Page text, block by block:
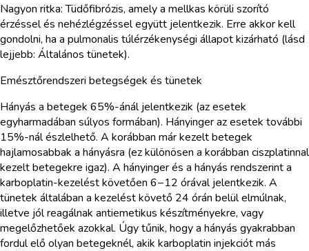
Nagyon ritka: Tüdőfibrózis, amely a mellkas körüli szorító
érzéssel és nehézlégzéssel együtt jelentkezik. Erre akkor kell
gondolni, ha a pulmonalis túlérzékenységi állapot kizárható (lásd
lejjebb: Általános tünetek).
Emésztőrendszeri betegségek és tünetek
Hányás a betegek 65%-ánál jelentkezik (az esetek
egyharmadában súlyos formában). Hányinger az esetek további
15%-nál észlelhető. A korábban már kezelt betegek
hajlamosabbak a hányásra (ez különösen a korábban ciszplatinnal
kezelt betegekre igaz). A hányinger és a hányás rendszerint a
karboplatin-kezelést követően 6−12 órával jelentkezik. A
tünetek általában a kezelést követő 24 órán belül elmúlnak,
illetve jól reagálnak antiemetikus készítményekre, vagy
megelőzhetőek azokkal. Úgy tűnik, hogy a hányás gyakrabban
fordul elő olyan betegeknél, akik karboplatin injekciót más